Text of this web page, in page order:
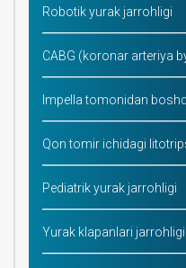
Robotik yurak jarrohligi
CABG (koronar arteriya
Impella tomonidan
Qon tomir ichidagi
Pediatrik yurak jarrohligi
Yurak klapanlari jarrohligi